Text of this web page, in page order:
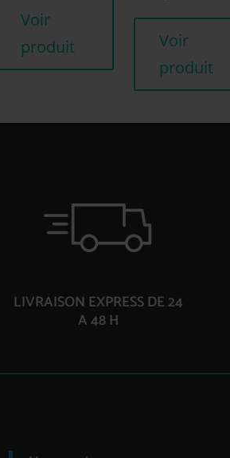
Voir
produit
Voir
produit
LIVRAISON EXPRESS DE 24
A 48 H